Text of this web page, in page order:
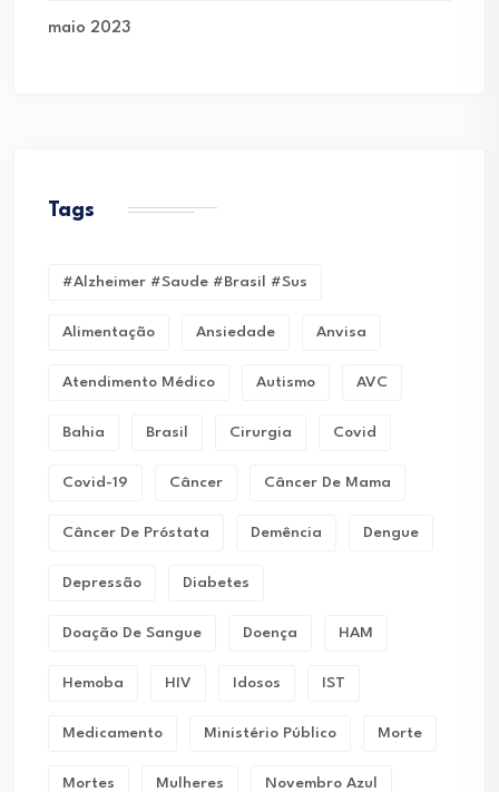
maio 2023
Tags
#alzheimer #saude #brasil #sus
Alimentação Ansiedade Anvisa
Atendimento Médico Autismo AVC
Bahia Brasil Cirurgia Covid
Covid-19 Câncer Câncer De Mama
Câncer De Próstata Demência Dengue
Depressão Diabetes
Doação De Sangue Doença HAM
Hemoba HIV Idosos IST
Medicamento Ministério Público Morte
Mortes Mulheres Novembro Azul